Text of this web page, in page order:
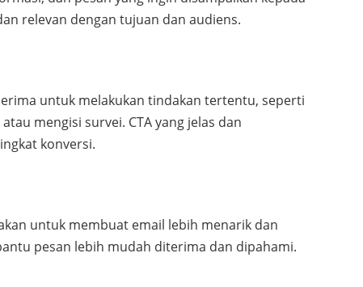
relevan dengan tujuan dan audiens.
untuk melakukan tindakan tertentu, seperti
mengisi survei. CTA yang jelas dan
konversi.
untuk membuat email lebih menarik dan
pesan lebih mudah diterima dan dipahami.